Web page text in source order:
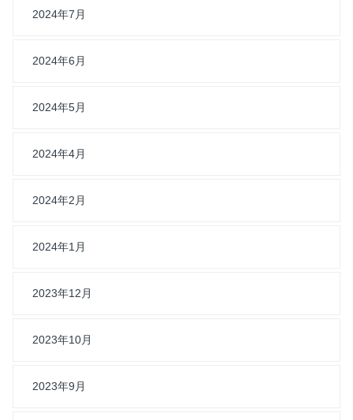
2024年7月
2024年6月
2024年5月
2024年4月
2024年2月
2024年1月
2023年12月
2023年10月
2023年9月